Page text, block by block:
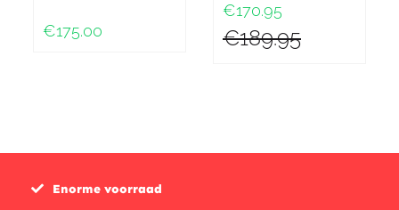
€175.00
€170.95
€189.95
Enorme voorraad